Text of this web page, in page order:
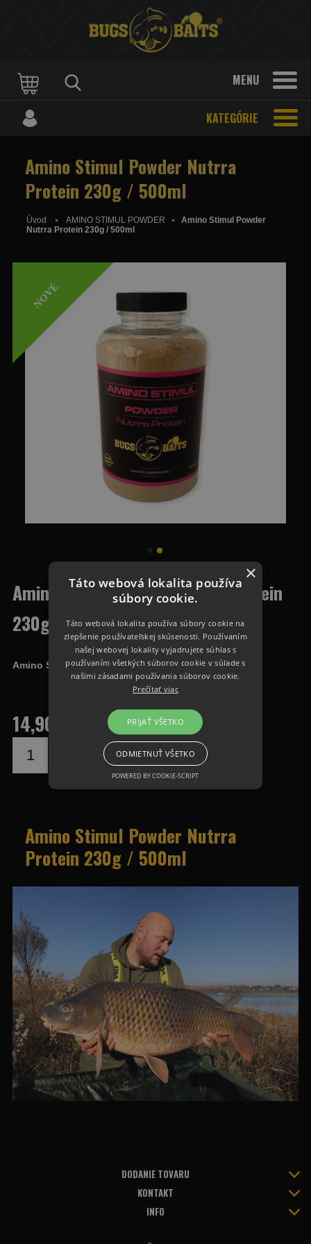
MENU
KATEGÓRIE
Amino Stimul Powder Nutrra
Protein 230g / 500ml
Úvod AMINO STIMUL POWDER
Amino Stimul Powder
Nutrra Protein 230g / 500ml
NOVÉ
Amino Stimul Powder Nutrra Protein
230g / 500ml
Amino Stimul Powder Nutrra Protein 230g / 500ml
14,90 €
DO KOŠÍKA
Amino Stimul Powder Nutrra
Protein 230g / 500ml
DODANIE TOVARU
KONTAKT
INFO
×
Táto webová lokalita používa
súbory cookie.
Táto webová lokalita používa súbory cookie na
zlepšenie používateľskej skúsenosti. Používaním
našej webovej lokality vyjadrujete súhlas s
používaním všetkých súborov cookie v súlade s
našimi zásadami používania súborov cookie.
Prečítať viac
PRIJAŤ VŠETKO
ODMIETNUŤ VŠETKO
POWERED BY COOKIE-SCRIPT